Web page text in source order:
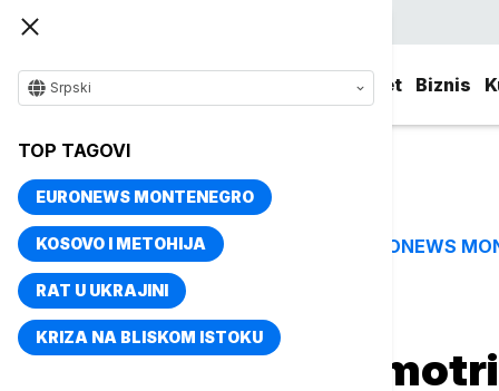
Svet Biznis
Srpski
TOP TAGOVI
EURONEWS MONTENEGRO
KOSOVO I METOHIJA
RAT U UKRAJINI
KRIZA NA BLISKOM ISTOKU
TOP TAGOVI EURONEWS
Naslovna Evropa
Tass: EU će